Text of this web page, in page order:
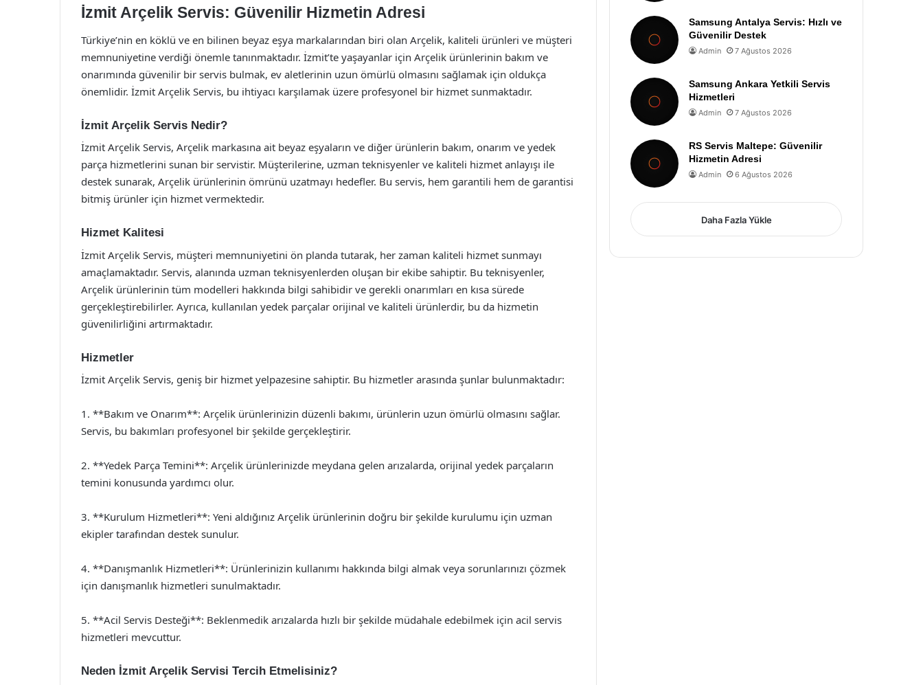
İzmit Arçelik Servis: Güvenilir Hizmetin Adresi
Türkiye’nin en köklü ve en bilinen beyaz eşya markalarından biri olan Arçelik, kaliteli ürünleri ve müşteri
memnuniyetine verdiği önemle tanınmaktadır. İzmit’te yaşayanlar için Arçelik ürünlerinin bakım ve
onarımında güvenilir bir servis bulmak, ev aletlerinin uzun ömürlü olmasını sağlamak için oldukça
önemlidir. İzmit Arçelik Servis, bu ihtiyacı karşılamak üzere profesyonel bir hizmet sunmaktadır.
İzmit Arçelik Servis Nedir?
İzmit Arçelik Servis, Arçelik markasına ait beyaz eşyaların ve diğer ürünlerin bakım, onarım ve yedek
parça hizmetlerini sunan bir servistir. Müşterilerine, uzman teknisyenler ve kaliteli hizmet anlayışı ile
destek sunarak, Arçelik ürünlerinin ömrünü uzatmayı hedefler. Bu servis, hem garantili hem de garantisi
bitmiş ürünler için hizmet vermektedir.
Hizmet Kalitesi
İzmit Arçelik Servis, müşteri memnuniyetini ön planda tutarak, her zaman kaliteli hizmet sunmayı
amaçlamaktadır. Servis, alanında uzman teknisyenlerden oluşan bir ekibe sahiptir. Bu teknisyenler,
Arçelik ürünlerinin tüm modelleri hakkında bilgi sahibidir ve gerekli onarımları en kısa sürede
gerçekleştirebilirler. Ayrıca, kullanılan yedek parçalar orijinal ve kaliteli ürünlerdir, bu da hizmetin
güvenilirliğini artırmaktadır.
Hizmetler
İzmit Arçelik Servis, geniş bir hizmet yelpazesine sahiptir. Bu hizmetler arasında şunlar bulunmaktadır:
1. **Bakım ve Onarım**: Arçelik ürünlerinizin düzenli bakımı, ürünlerin uzun ömürlü olmasını sağlar.
Servis, bu bakımları profesyonel bir şekilde gerçekleştirir.
2. **Yedek Parça Temini**: Arçelik ürünlerinizde meydana gelen arızalarda, orijinal yedek parçaların
temini konusunda yardımcı olur.
3. **Kurulum Hizmetleri**: Yeni aldığınız Arçelik ürünlerinin doğru bir şekilde kurulumu için uzman
ekipler tarafından destek sunulur.
4. **Danışmanlık Hizmetleri**: Ürünlerinizin kullanımı hakkında bilgi almak veya sorunlarınızı çözmek
için danışmanlık hizmetleri sunulmaktadır.
5. **Acil Servis Desteği**: Beklenmedik arızalarda hızlı bir şekilde müdahale edebilmek için acil servis
hizmetleri mevcuttur.
Neden İzmit Arçelik Servisi Tercih Etmelisiniz?
Samsung Antalya Servis: Hızlı ve
Güvenilir Destek
Admin 7 Ağustos 2026
Samsung Ankara Yetkili Servis
Hizmetleri
Admin 7 Ağustos 2026
RS Servis Maltepe: Güvenilir
Hizmetin Adresi
Admin 6 Ağustos 2026
Daha Fazla Yükle